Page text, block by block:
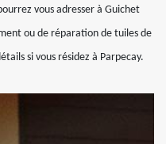
vous adresser à Guichet
ou de réparation de tuiles de
si vous résidez à Parpecay.